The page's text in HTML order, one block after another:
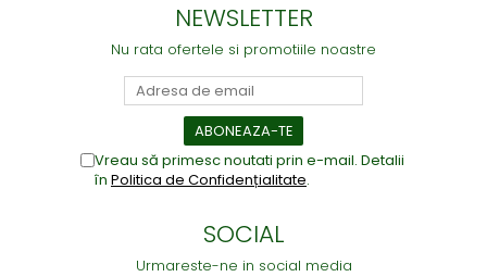
NEWSLETTER
Nu rata ofertele si promotiile noastre
Vreau să primesc noutati prin e-mail. Detalii
în Politica de Confidențialitate.
SOCIAL
Urmareste-ne in social media